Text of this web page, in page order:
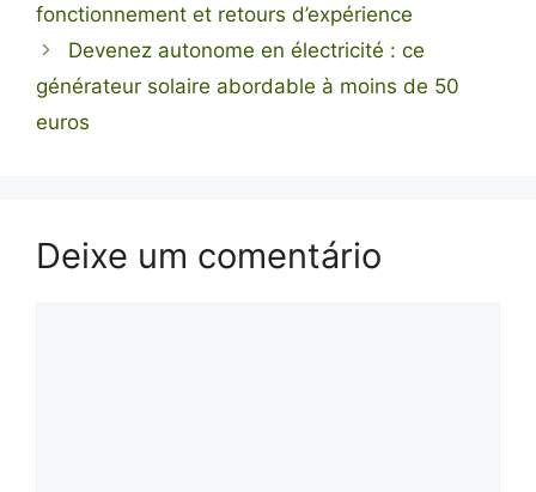
fonctionnement et retours d’expérience
Devenez autonome en électricité : ce
générateur solaire abordable à moins de 50
euros
Deixe um comentário